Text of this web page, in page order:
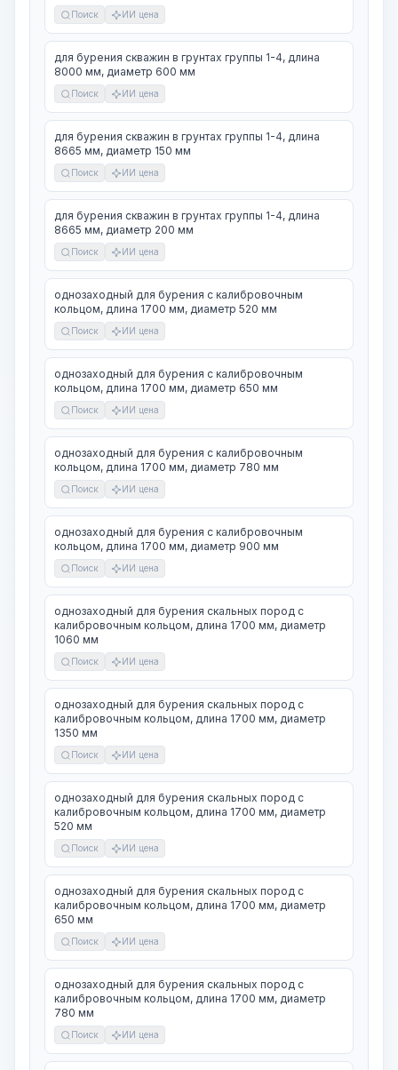
Поиск ИИ цена
для бурения скважин в грунтах группы 1-4, длина
8000 мм, диаметр 600 мм
Поиск ИИ цена
для бурения скважин в грунтах группы 1-4, длина
8665 мм, диаметр 150 мм
Поиск ИИ цена
для бурения скважин в грунтах группы 1-4, длина
8665 мм, диаметр 200 мм
Поиск ИИ цена
однозаходный для бурения с калибровочным
кольцом, длина 1700 мм, диаметр 520 мм
Поиск ИИ цена
однозаходный для бурения с калибровочным
кольцом, длина 1700 мм, диаметр 650 мм
Поиск ИИ цена
однозаходный для бурения с калибровочным
кольцом, длина 1700 мм, диаметр 780 мм
Поиск ИИ цена
однозаходный для бурения с калибровочным
кольцом, длина 1700 мм, диаметр 900 мм
Поиск ИИ цена
однозаходный для бурения скальных пород с
калибровочным кольцом, длина 1700 мм, диаметр
1060 мм
Поиск ИИ цена
однозаходный для бурения скальных пород с
калибровочным кольцом, длина 1700 мм, диаметр
1350 мм
Поиск ИИ цена
однозаходный для бурения скальных пород с
калибровочным кольцом, длина 1700 мм, диаметр
520 мм
Поиск ИИ цена
однозаходный для бурения скальных пород с
калибровочным кольцом, длина 1700 мм, диаметр
650 мм
Поиск ИИ цена
однозаходный для бурения скальных пород с
калибровочным кольцом, длина 1700 мм, диаметр
780 мм
Поиск ИИ цена